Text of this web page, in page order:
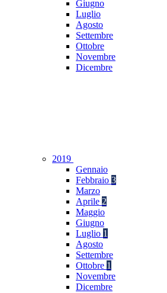
Giugno
Luglio
Agosto
Settembre
Ottobre
Novembre
Dicembre
2019
Gennaio
Febbraio 3
Marzo
Aprile 2
Maggio
Giugno
Luglio 1
Agosto
Settembre
Ottobre 1
Novembre
Dicembre